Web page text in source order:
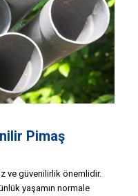
Pimaş
ve güvenilirlik önemlidir.
yaşamın normale